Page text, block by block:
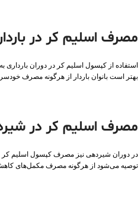
مصرف اسلیم کر در
استفاده از کپسول اسلیم کر در دوران
بهتر است بانوان باردار از هرگونه مصرف
مصرف اسلیم کر در
در دوران شیردهی نیز مصرف کپسول اسلیم کر
توصیه می‌شود از هرگونه مصرف مکمل‌های کاهش